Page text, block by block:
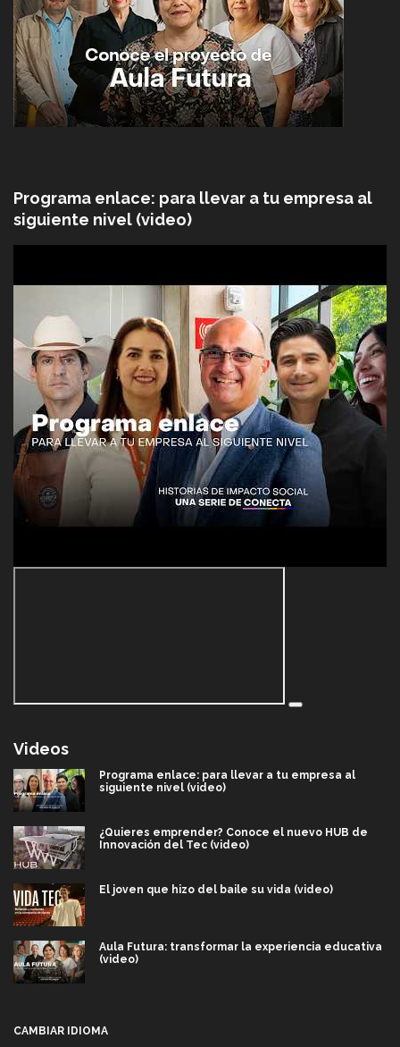
Programa enlace: para llevar a tu empresa al
siguiente nivel (video)
Videos
Programa enlace: para llevar a tu empresa al
siguiente nivel (video)
¿Quieres emprender? Conoce el nuevo HUB de
Innovación del Tec (video)
El joven que hizo del baile su vida (video)
Aula Futura: transformar la experiencia educativa
(video)
CAMBIAR IDIOMA